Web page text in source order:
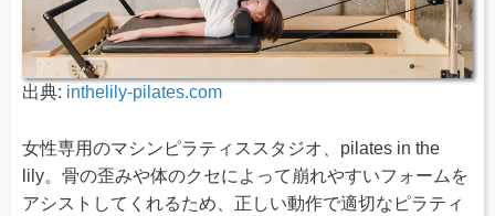
出典: inthelily-pilates.com
女性専用のマシンピラティススタジオ、pilates in the
lily。骨の歪みや体のクセによって崩れやすいフォームを
アシストしてくれるため、正しい動作で適切なピラティ